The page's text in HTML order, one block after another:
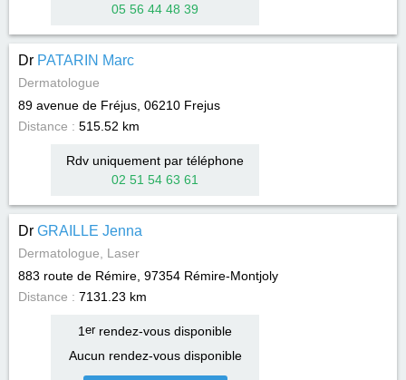
05 56 44 48 39
Dr PATARIN Marc
Dermatologue
89 avenue de Fréjus, 06210 Frejus
Distance : 515.52 km
Rdv uniquement par téléphone
02 51 54 63 61
Dr GRAILLE Jenna
Dermatologue, Laser
883 route de Rémire, 97354 Rémire-Montjoly
Distance : 7131.23 km
1 errendez-vous disponible
Aucun rendez-vous disponible